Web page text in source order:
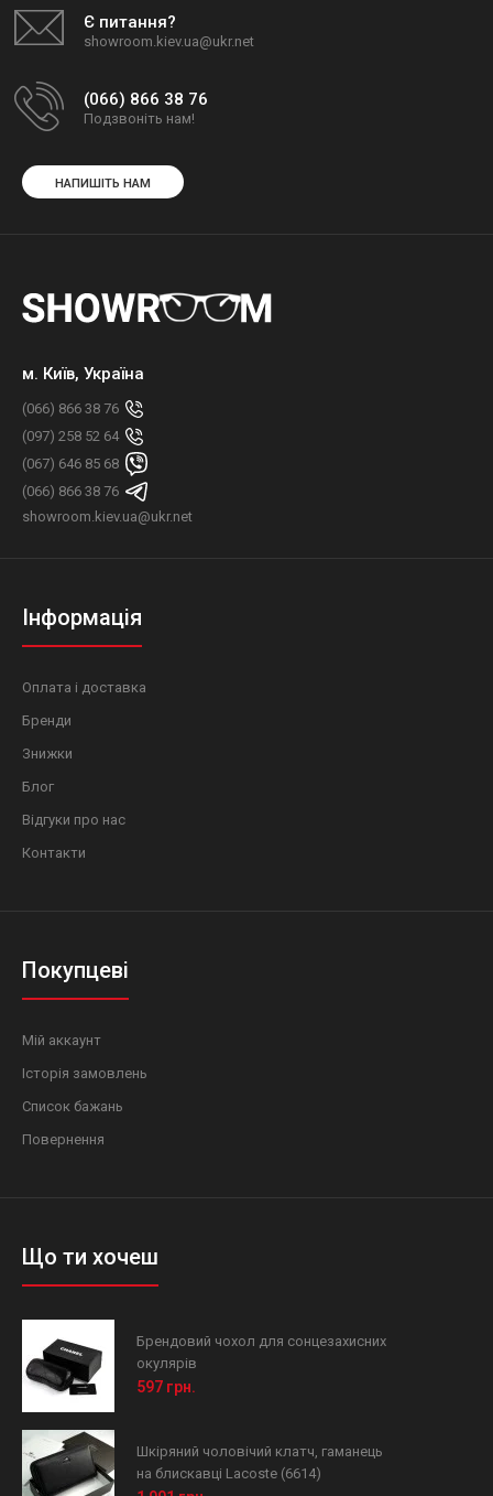
Є питання?
showroom.kiev.ua@ukr.net
(066) 866 38 76
Подзвоніть нам!
НАПИШІТЬ НАМ
м. Київ, Україна
(066) 866 38 76
(097) 258 52 64
(067) 646 85 68
(066) 866 38 76
showroom.kiev.ua@ukr.net
Інформація
Оплата і доставка
Бренди
Знижки
Блог
Відгуки про нас
Контакти
Покупцеві
Мій аккаунт
Історія замовлень
Список бажань
Повернення
Що ти хочеш
Брендовий чохол для сонцезахисних
окулярів
597 грн.
Шкіряний чоловічий клатч, гаманець
на блискавці Lacoste (6614)